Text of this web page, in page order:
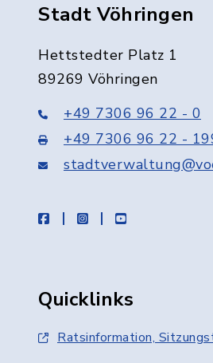
Stadt Vöhringen
Hettstedter Platz 1
89269 Vöhringen
+49 7306 96 22 - 0
+49 7306 96 22 -
facebookinstagramyoutube
Quicklinks
Ratsinformation,